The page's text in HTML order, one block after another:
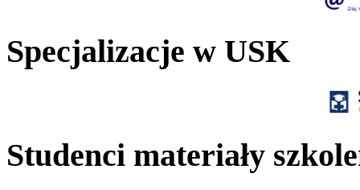
Specjalizacje w USK
Studenci materiały